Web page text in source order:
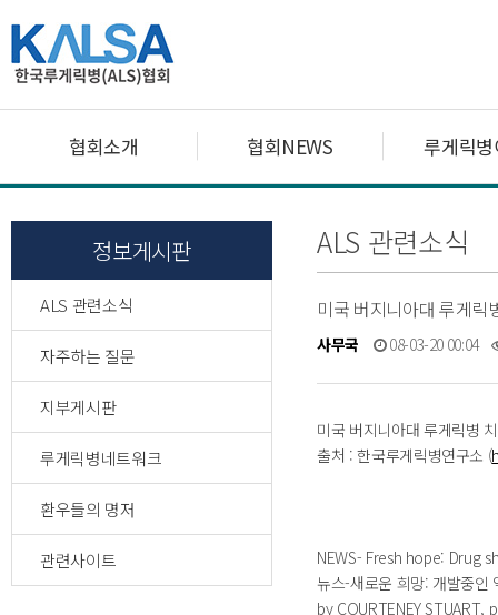
협회소개 협회NEWS 루게릭
정보게시판
ALS 관련소식
자주하는 질문
지부게시판
루게릭병네트워크
환우들의 명저
관련사이트
ALS 관련소식
미국 버지니아대 루게
사무국 08-03-20 00:04
미국 버지니아대 루게릭병
출처 : 한국루게릭병연구소 (
NEWS- Fresh hope: Drug
뉴스-새로운 희망: 개발중인
by COURTENEY STUART,